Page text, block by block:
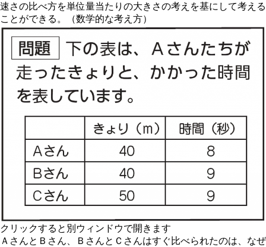
速さの比べ方を単位量当たりの大きさの考えを基にして考える
ことができる。（数学的な考え方）
クリックすると別ウィンドウで開きます
ＡさんとＢさん、ＢさんとＣさんはすぐ比べられたのは、なぜ